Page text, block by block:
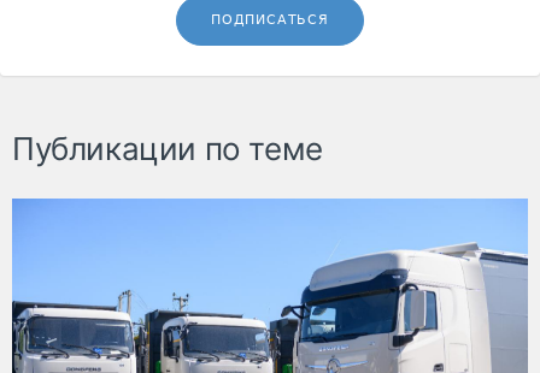
ПОДПИСАТЬСЯ
Публикации по теме